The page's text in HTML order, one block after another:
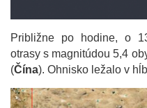
Približne po hodine, o
otrasy s magnitúdou 5,4
(Čína). Ohnisko ležalo v